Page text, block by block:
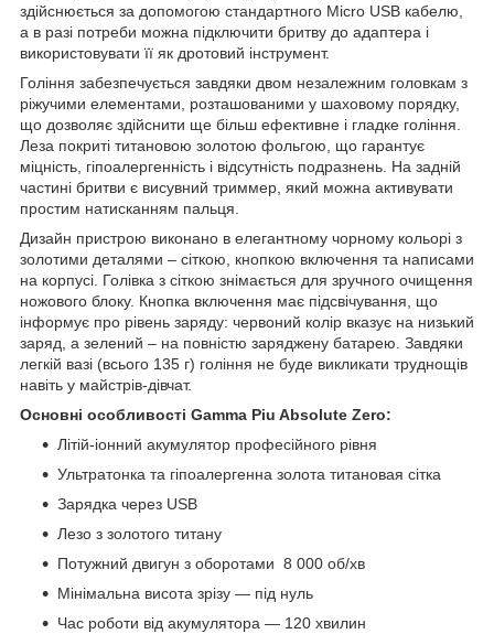
здійснюється за допомогою стандартного Micro USB кабелю,
а в разі потреби можна підключити бритву до адаптера і
використовувати її як дротовий інструмент.
Гоління забезпечується завдяки двом незалежним головкам з
ріжучими елементами, розташованими у шаховому порядку,
що дозволяє здійснити ще більш ефективне і гладке гоління.
Леза покриті титановою золотою фольгою, що гарантує
міцність, гіпоалергенність і відсутність подразнень. На задній
частині бритви є висувний триммер, який можна активувати
простим натисканням пальця.
Дизайн пристрою виконано в елегантному чорному кольорі з
золотими деталями – сіткою, кнопкою включення та написами
на корпусі. Голівка з сіткою знімається для зручного очищення
ножового блоку. Кнопка включення має підсвічування, що
інформує про рівень заряду: червоний колір вказує на низький
заряд, а зелений – на повністю заряджену батарею. Завдяки
легкій вазі (всього 135 г) гоління не буде викликати труднощів
навіть у майстрів-дівчат.
Основні особливості Gamma Piu Absolute Zero:
Літій-іонний акумулятор професійного рівня
Ультратонка та гіпоалергенна золота титановая сітка
Зарядка через USB
Лезо з золотого титану
Потужний двигун з оборотами 8 000 об/хв
Мінімальна висота зрізу — під нуль
Час роботи від акумулятора — 120 хвилин